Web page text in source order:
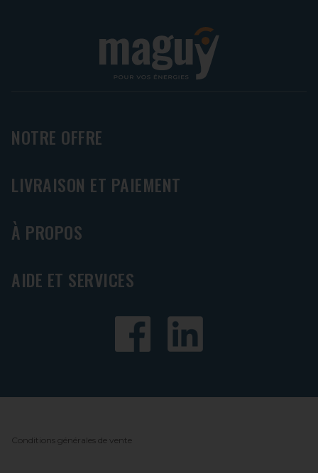
NOTRE OFFRE
LIVRAISON ET PAIEMENT
À PROPOS
AIDE ET SERVICES
Conditions générales de vente